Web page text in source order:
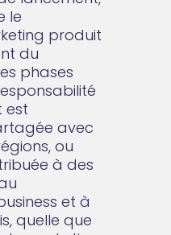
le
produit
du
phases
est
avec
ou
à des
et à
quelle que